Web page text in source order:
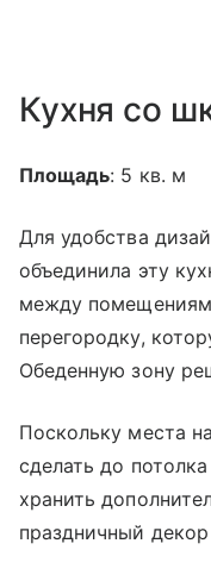
Кухня со
Площадь: 5 кв. м
Для удобства
объединила эту
между
перегородку,
Обеденную зону
Поскольку места
сделать до
хранить
праздничный